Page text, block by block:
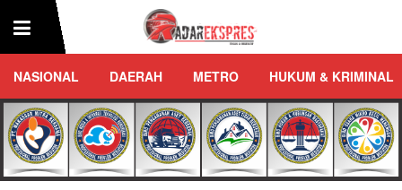
NASIONAL DAERAH METRO HUKUM & KRIMINAL